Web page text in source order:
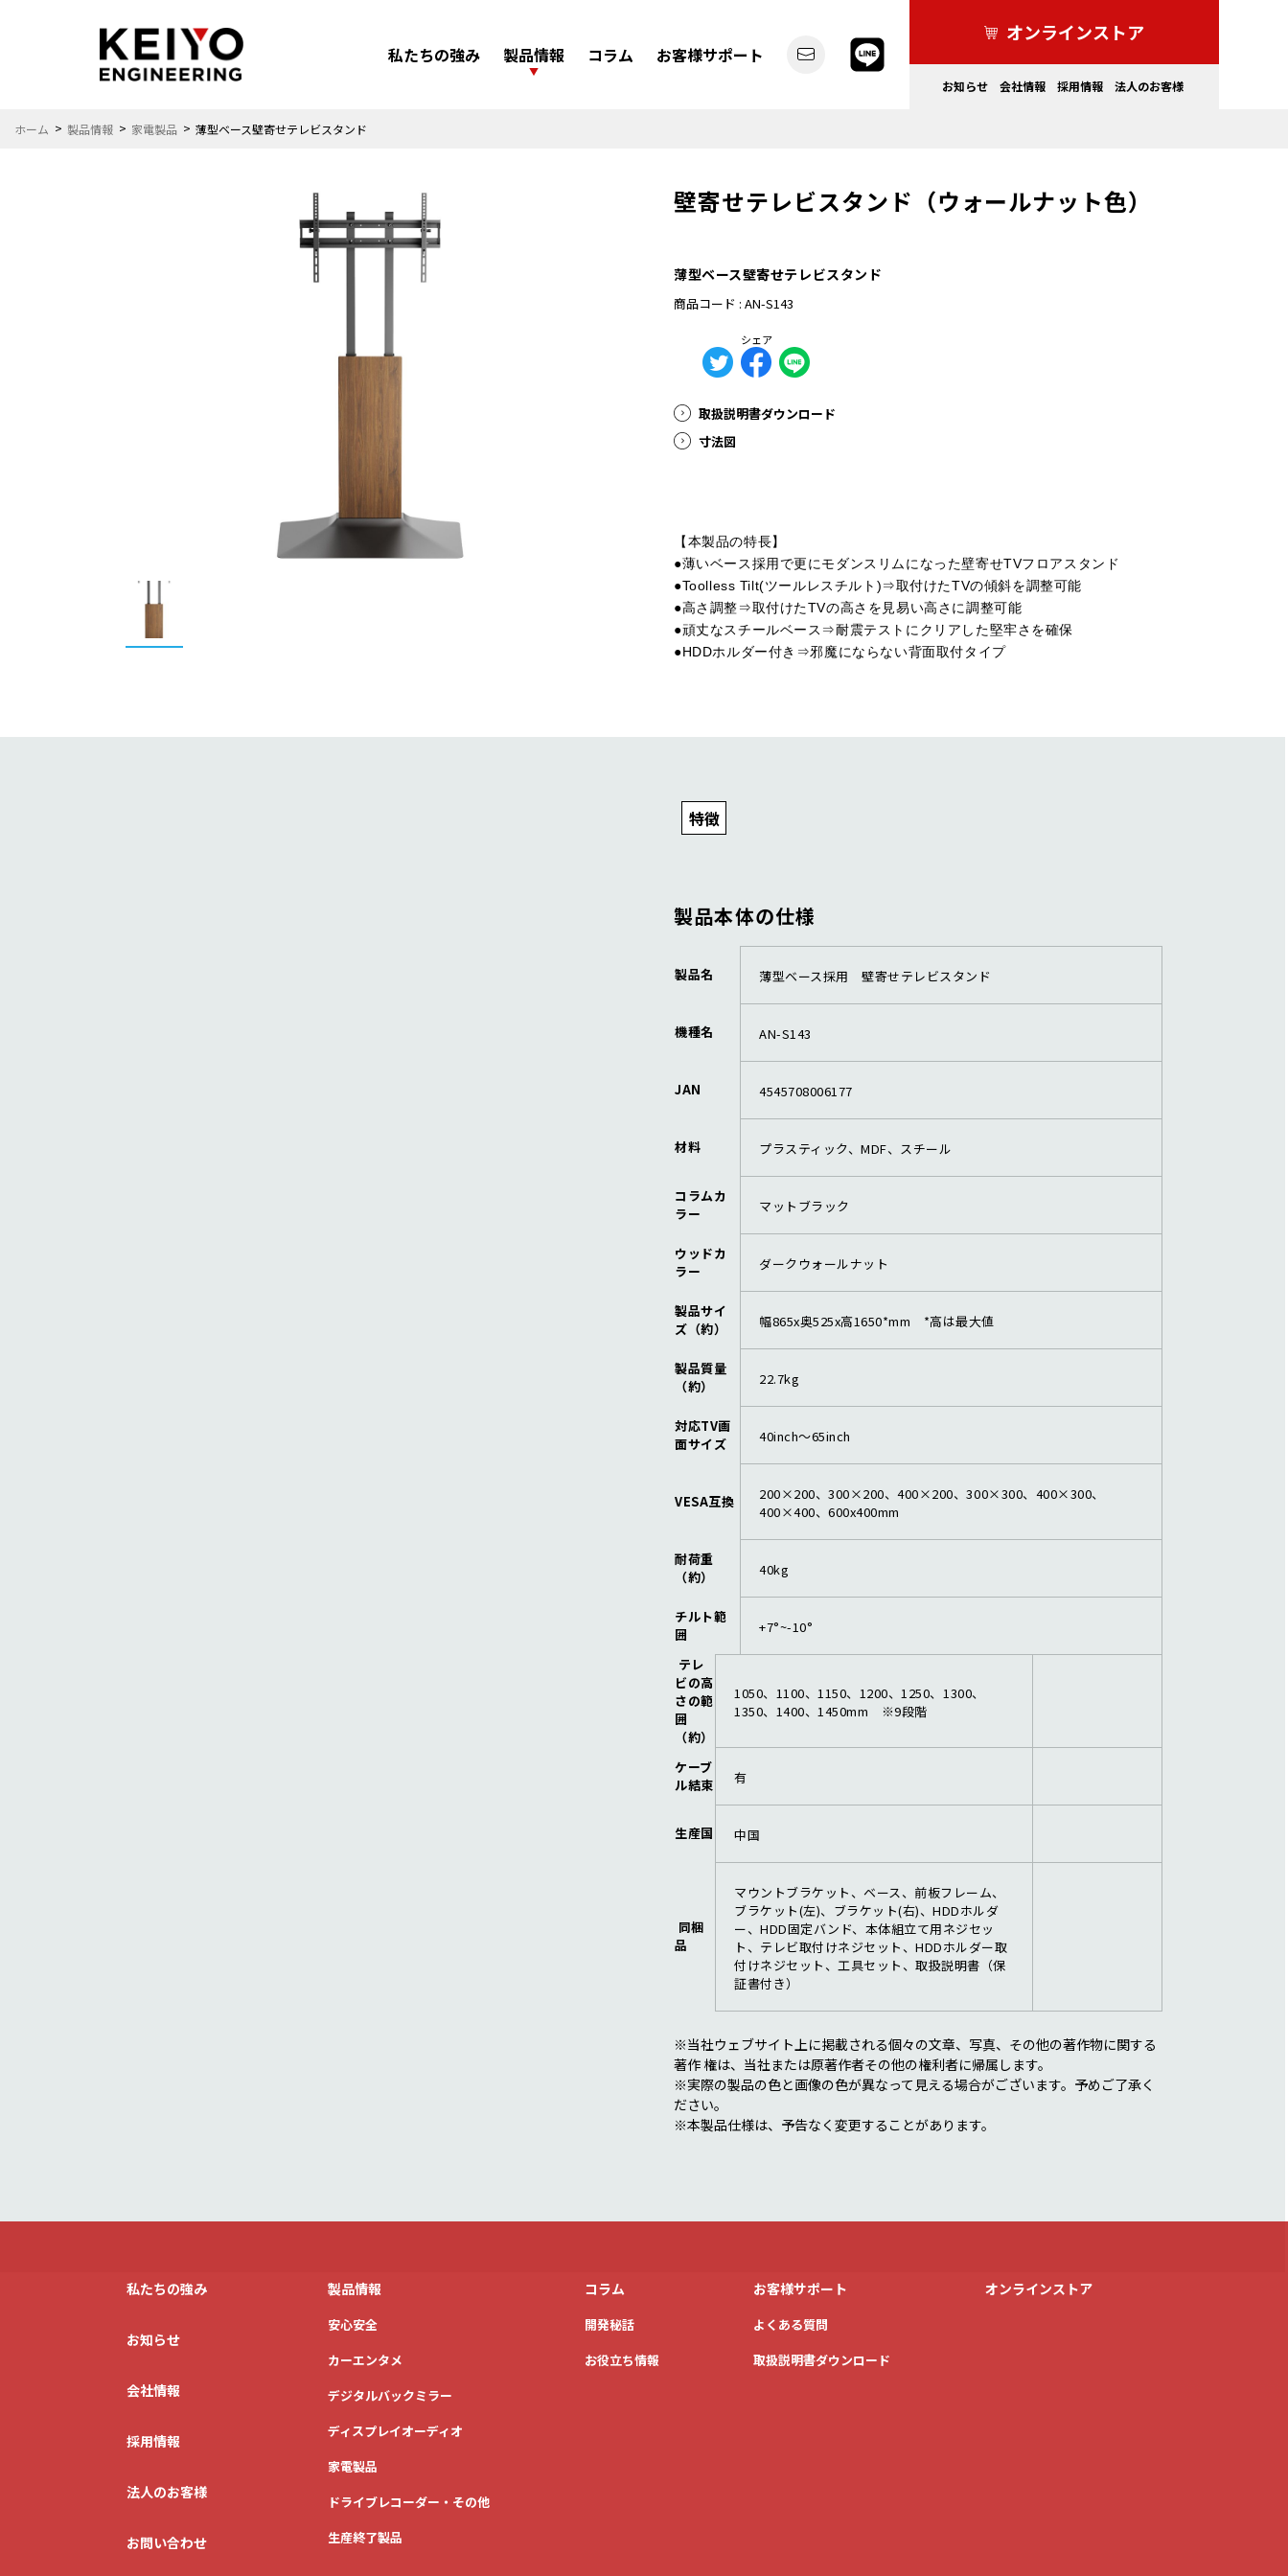
私たちの強み 製品情報
ディスプレイオーディオ 家電製品
もっと便利にしたい
製品情報一覧へ
コラム お客様サポート
オンラインストア
お知らせ 会社情報 採用情報 法人のお客様
ホーム 製品情報 家電製品 薄型ベース壁寄せテレビスタンド
壁寄せテレビスタンド（ウォールナット色）
薄型ベース壁寄せテレビスタンド
商品コード : AN-S143
シェア
取扱説明書ダウンロード
寸法図
【本製品の特長】
●薄いベース採用で更にモダンスリムになった壁寄せTVフロアスタンド
●Toolless Tilt(ツールレスチルト)⇒取付けたTVの傾斜を調整可能
●高さ調整⇒取付けたTVの高さを見易い高さに調整可能
●頑丈なスチールベース⇒耐震テストにクリアした堅牢さを確保
●HDDホルダー付き⇒邪魔にならない背面取付タイプ
特徴
製品本体の仕様
製品名 薄型ベース採用 壁寄せテレビスタンド
機種名 AN-S143
JAN 4545708006177
材料 プラスティック、MDF、スチール
コラムカ
ラー
マットブラック
ウッドカ
ラー
ダークウォールナット
製品サイ
ズ（約）
幅865x奥525x高1650*mm *高は最大値
製品質量
（約）
22.7kg
対応TV画
面サイズ
40inch～65inch
VESA互換
200×200、300×200、400×200、300×300、400×300、
400×400、600x400mm
耐荷重
（約）
40kg
チルト範
囲
+7°~-10°
テレ
ビの高
さの範
囲
（約）
1050、1100、1150、1200、1250、1300、
1350、1400、1450mm ※9段階
ケーブ
ル結束
有
生産国 中国
同梱
品
マウントブラケット、ベース、前板フレーム、
ブラケット(左)、ブラケット(右)、HDDホルダ
ー、HDD固定バンド、本体組立て用ネジセッ
ト、テレビ取付けネジセット、HDDホルダー取
付けネジセット、工具セット、取扱説明書（保
証書付き）
※当社ウェブサイト上に掲載される個々の文章、写真、その他の著作物に関する
著作 権は、当社または原著作者その他の権利者に帰属します。
※実際の製品の色と画像の色が異なって見える場合がございます。予めご了承く
ださい。
※本製品仕様は、予告なく変更することがあります。
私たちの強み
お知らせ
会社情報
採用情報
法人のお客様
お問い合わせ
製品情報
安心安全
カーエンタメ
デジタルバックミラー
ディスプレイオーディオ
家電製品
ドライブレコーダー・その他
生産終了製品
コラム
開発秘話
お役立ち情報
お客様サポート
よくある質問
取扱説明書ダウンロード
オンラインストア